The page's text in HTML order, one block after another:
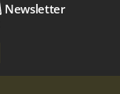
Newsletter